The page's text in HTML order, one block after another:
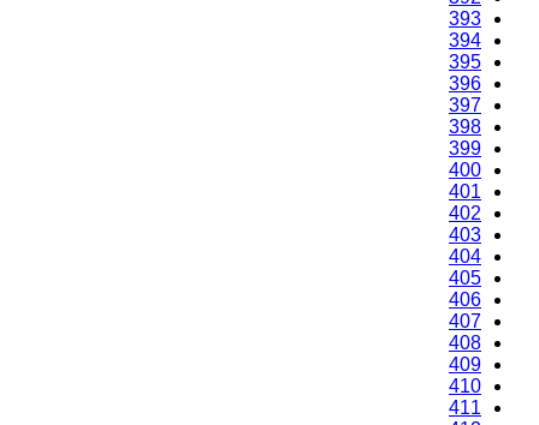
393
394
395
396
397
398
399
400
401
402
403
404
405
406
407
408
409
410
411